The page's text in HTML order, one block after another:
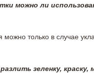
можно ли
только в случае
зеленку,